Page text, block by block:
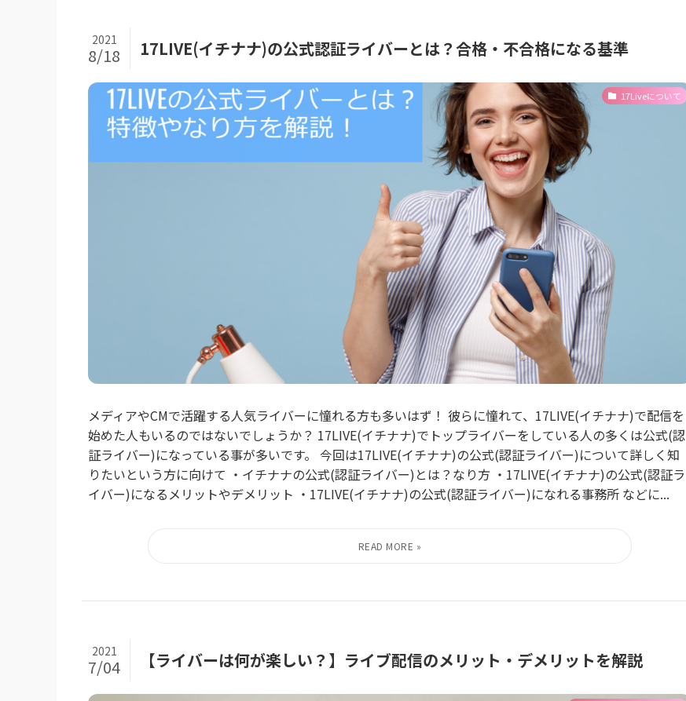
17LIVE(イチナナ)の公式認証ライバーとは？合格・不合格になる基準
2021
8/18
17Liveについて
メディアやCMで活躍する人気ライバーに憧れる方も多いはず！ 彼らに憧れて、17LIVE(イチナナ)で配信を
始めた人もいるのではないでしょうか？ 17LIVE(イチナナ)でトップライバーをしている人の多くは公式(認
証ライバー)になっている事が多いです。 今回は17LIVE(イチナナ)の公式(認証ライバー)について詳しく知
りたいという方に向けて ・イチナナの公式(認証ライバー)とは？なり方 ・17LIVE(イチナナ)の公式(認証ラ
イバー)になるメリットやデメリット ・17LIVE(イチナナ)の公式(認証ライバー)になれる事務所 などに...
【ライバーは何が楽しい？】ライブ配信のメリット・デメリットを解説
2021
7/04